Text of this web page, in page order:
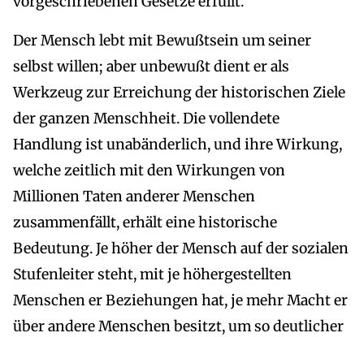
Der Mensch lebt mit Bewußtsein um seiner
selbst willen; aber unbewußt dient er als
Werkzeug zur Erreichung der historischen Ziele
der ganzen Menschheit. Die vollendete
Handlung ist unabänderlich, und ihre Wirkung,
welche zeitlich mit den Wirkungen von
Millionen Taten anderer Menschen
zusammenfällt, erhält eine historische
Bedeutung. Je höher der Mensch auf der sozialen
Stufenleiter steht, mit je höhergestellten
Menschen er Beziehungen hat, je mehr Macht er
über andere Menschen besitzt, um so deutlicher